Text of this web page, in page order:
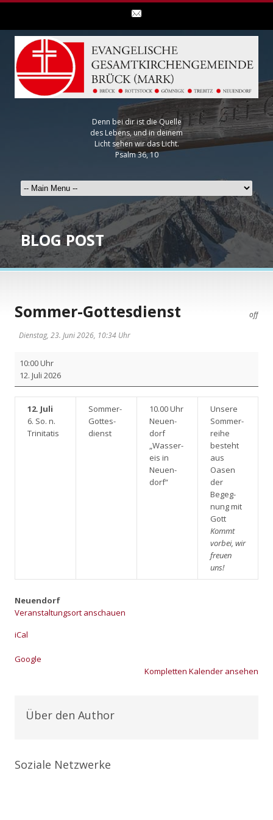
Denn bei dir ist die Quelle
des Lebens, und in deinem
Licht sehen wir das Licht.
Psalm 36, 10
BLOG POST
off
Sommer-Gottesdienst
Dienstag, 23. Juni 2026, 10:34 Uhr
mer-
Got­
tes­
dienst
10:00 Uhr
12. Juli 2026
12. Juli
6. So. n.
Tri­ni­ta­tis
Som­mer-
Got­tes­
dienst
10.00 Uhr
Neu­en­
dorf
„Was­ser­
eis in
Neu­en­
dorf“
Unse­re
Som­mer­
rei­he
besteht
aus
Oasen
der
Begeg­
nung mit
Gott
Kommt
vor­bei, wir
freu­en
uns!
Neuendorf
Veranstaltungsort anschauen
iCal
Goog­le
Kom­plet­ten Kalen­der anse­hen
Über den Author
Soziale Netzwerke